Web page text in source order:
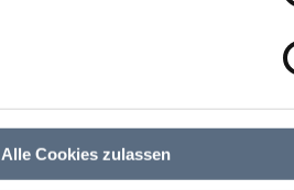
Alle Cookies zulassen